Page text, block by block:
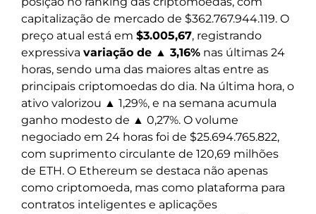
capitalização de mercado de $362.767.944.119. O
preço atual está em $3.005,67, registrando
expressiva variação de ▲ 3,16% nas últimas 24
horas, sendo uma das maiores altas entre as
principais criptomoedas do dia. Na última hora, o
ativo valorizou ▲ 1,29%, e na semana acumula
ganho modesto de ▲ 0,27%. O volume
negociado em 24 horas foi de $25.694.765.822,
com suprimento circulante de 120,69 milhões
de ETH. O Ethereum se destaca não apenas
como criptomoeda, mas como plataforma para
contratos inteligentes e aplicações